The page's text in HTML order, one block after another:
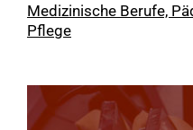
Medizinische Berufe,
Pflege